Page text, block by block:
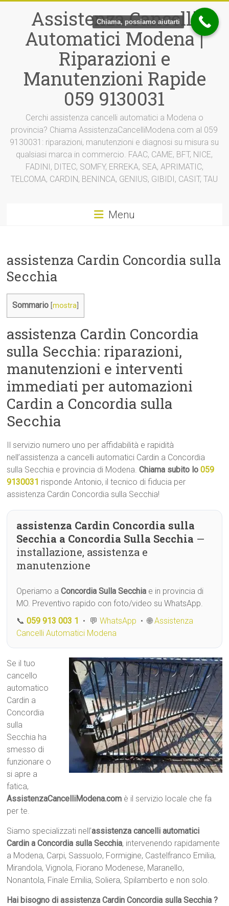
contenutoAssistenza Cancelli
Automatici Modena |
Riparazioni e
Manutenzioni Rapide
059 9130031
Cerchi assistenza cancelli automatici a Modena o
provincia? Chiama AssistenzaCancelliModena.com al 059
9130031: riparazioni, manutenzioni e diagnosi su misura su
qualsiasi marca in commercio. FAAC, CAME, BFT, NICE,
FADINI, DITEC, SOMFY, ERREKA, SEA, APRIMATIC,
TELCOMA, CARDIN, BENINCA, GENIUS, GIBIDI, CASIT, TAU
Menu
assistenza Cardin Concordia sulla
Secchia
Sommario [mostra
assistenza Cardin Concordia
sulla Secchia: riparazioni,
manutenzioni e interventi
immediati per automazioni
Cardin a Concordia sulla
Secchia
Il servizio numero uno per affidabilità e rapidità
nell’assistenza a cancelli automatici Cardin a Concordia
sulla Secchia e provincia di Modena.Chiama subito lo059
9130031 risponde Antonio, il tecnico di fiducia per
assistenza Cardin Concordia sulla Secchia!
assistenza Cardin Concordia sulla
Secchia a Concordia Sulla Secchia —
installazione, assistenza e
manutenzione
Operiamo aConcordia Sulla Secchia e in provincia di
MO. Preventivo rapido con foto/video su WhatsApp.
📞059 913 003 1 • 💬WhatsApp • 🌐Assistenza
Cancelli Automatici Modena
Se il tuo
cancello
automatico
Cardin a
Concordia
sulla
Secchia ha
smesso di
funzionare o
si apre a
fatica,
AssistenzaCancelliModena.com è il servizio locale che fa
per te.
Siamo specializzati nell’assistenza cancelli automatici
Cardin a Concordia sulla Secchia, intervenendo rapidamente
a Modena, Carpi, Sassuolo, Formigine, Castelfranco Emilia,
Mirandola, Vignola, Fiorano Modenese, Maranello,
Nonantola, Finale Emilia, Soliera, Spilamberto e non solo.
Hai bisogno di assistenza Cardin Concordia sulla Secchia ?
Chiama, possiamo aiutarti